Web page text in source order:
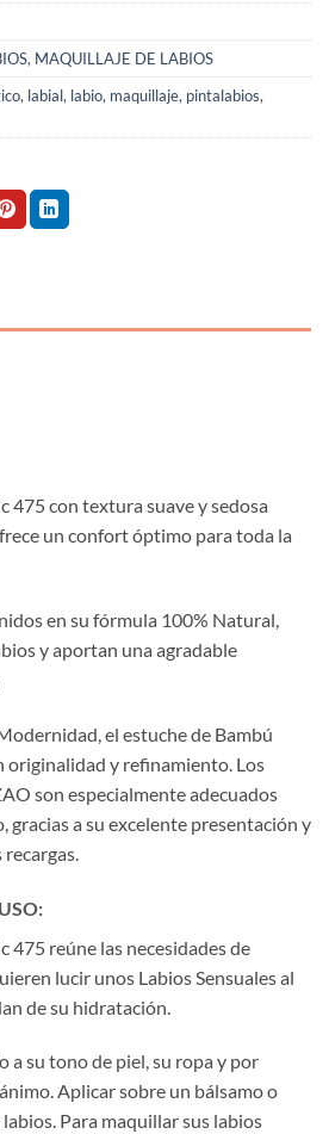
, MAQUILLAJE DE LABIOS
, labial, labio, maquillaje, pintalabios,
475 con textura suave y sedosa
un confort óptimo para toda la
en su fórmula 100% Natural,
y aportan una agradable
el estuche de Bambú
originalidad y refinamiento. Los
son especialmente adecuados
gracias a su excelente presentación y
475 reúne las necesidades de
lucir unos Labios Sensuales al
de su hidratación.
a su tono de piel, su ropa y por
Aplicar sobre un bálsamo o
Para maquillar sus labios